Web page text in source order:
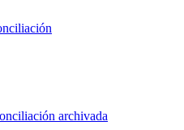
archivada